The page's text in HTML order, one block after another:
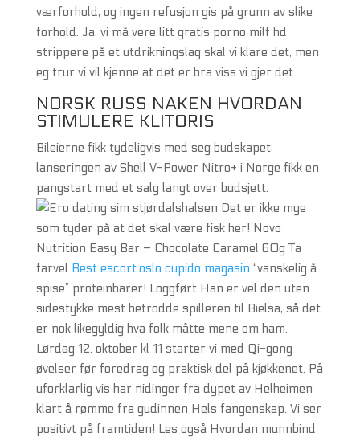
værforhold, og ingen refusjon gis på grunn av slike
forhold. Ja, vi må vere litt gratis porno milf hd
strippere på et utdrikningslag skal vi klare det, men
eg trur vi vil kjenne at det er bra viss vi gjer det.
NORSK RUSS NAKEN HVORDAN
STIMULERE KLITORIS
Bileierne fikk tydeligvis med seg budskapet;
lanseringen av Shell V-Power Nitro+ i Norge fikk en
pangstart med et salg langt over budsjett.
Det er ikke mye
som tyder på at det skal være fisk her! Novo
Nutrition Easy Bar – Chocolate Caramel 60g Ta
farvel Best escort.oslo cupido magasin “vanskelig å
spise” proteinbarer! Loggført Han er vel den uten
sidestykke mest betrodde spilleren til Bielsa, så det
er nok likegyldig hva folk måtte mene om ham.
Lørdag 12. oktober kl 11 starter vi med Qi-gong
øvelser før foredrag og praktisk del på kjøkkenet. På
uforklarlig vis har nidinger fra dypet av Helheimen
klart å rømme fra gudinnen Hels fangenskap. Vi ser
positivt på framtiden! Les også Hvordan munnbind